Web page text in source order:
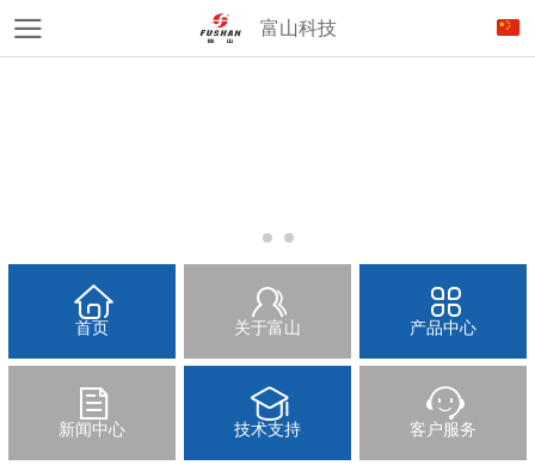
富山科技
首页 关于富山 产品中心
新闻中心 技术支持 客户服务